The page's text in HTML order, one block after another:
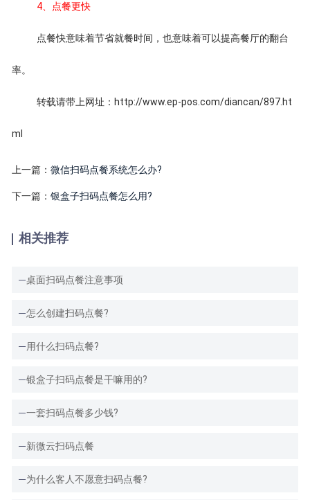
4、点餐更快
点餐快意味着节省就餐时间，也意味着可以提高餐厅的翻台
率。
转载请带上网址：http://www.ep-pos.com/diancan/897.ht
ml
上一篇：微信扫码点餐系统怎么办?
下一篇：银盒子扫码点餐怎么用?
相关推荐
桌面扫码点餐注意事项
怎么创建扫码点餐?
用什么扫码点餐?
银盒子扫码点餐是干嘛用的?
一套扫码点餐多少钱?
新微云扫码点餐
为什么客人不愿意扫码点餐?